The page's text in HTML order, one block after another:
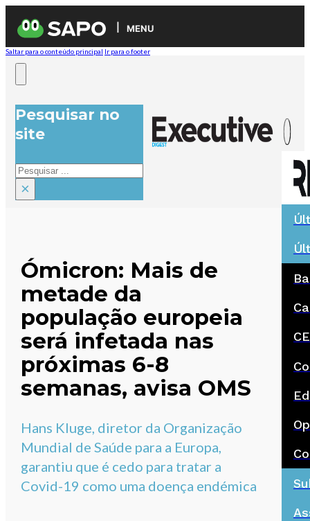
MENU
Saltar para o conteúdo principal Ir para o footer
Pesquisar no
site
Pesquisar
×
Ómicron: Mais de
metade da
população europeia
será infetada nas
próximas 6-8
semanas, avisa OMS
Hans Kluge, diretor da Organização
Mundial de Saúde para a Europa,
garantiu que é cedo para tratar a
Covid-19 como uma doença endémica